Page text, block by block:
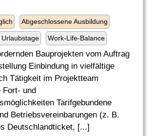
Abgeschlossene Ausbildung
Urlaubstage Work-Life-Balance
Bauprojekten vom Auftrag
Einbindung in vielfältige
Tätigkeit im Projektteam
Fort- und
Tarifgebundene
Betriebsvereinbarungen (z. B.
Deutschlandticket, [...]